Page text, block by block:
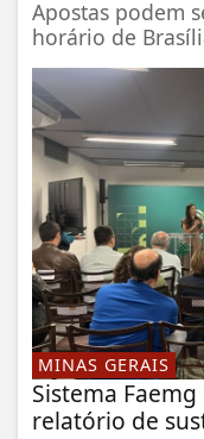
Apostas podem
horário de
MINAS GERAIS
Sistema
relatório de